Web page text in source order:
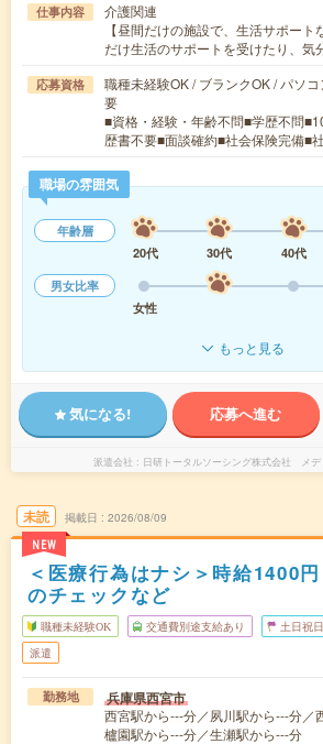
仕事内容
介護関連
【昼間だけの施設で、生活サポー
だけ生活のサポートを受けたり、
応募資格
職種未経験OK / ブランクOK / パソ
要
■資格・経験・年齢不問■学歴不問
歴書不要■面談確約■社会保険完備■
職場の雰囲気
年齢層
20代
30代 40代
男女比率
女性
もっと見る
気になる! 応募へ進む
派遣会社 日研トータルソーシング株式会社 メデ
未読
NEW
掲載日 2026/08/09
＜医療行為はナシ＞時給1400
のチェックなど
職種未経験OK 交通費別途支給あり 土日祝
派遣
勤務地 兵庫県西宮市
西宮駅から---分／夙川駅から---分／
櫨園駅から---分／生瀬駅から---分